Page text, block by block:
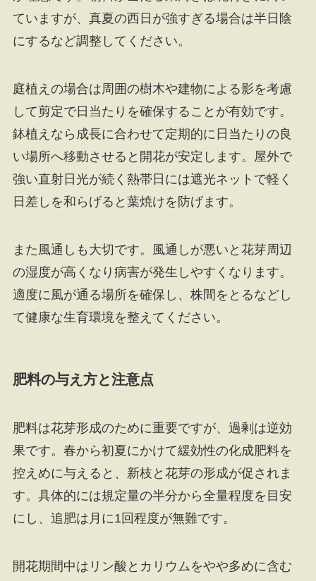
ていますが、真夏の西日が強すぎる場合は半日陰
にするなど調整してください。
庭植えの場合は周囲の樹木や建物による影を考慮
して剪定で日当たりを確保することが有効です。
鉢植えなら成長に合わせて定期的に日当たりの良
い場所へ移動させると開花が安定します。屋外で
強い直射日光が続く熱帯日には遮光ネットで軽く
日差しを和らげると葉焼けを防げます。
また風通しも大切です。風通しが悪いと花芽周辺
の湿度が高くなり病害が発生しやすくなります。
適度に風が通る場所を確保し、株間をとるなどし
て健康な生育環境を整えてください。
肥料の与え方と注意点
肥料は花芽形成のために重要ですが、過剰は逆効
果です。春から初夏にかけて緩効性の化成肥料を
控えめに与えると、新枝と花芽の形成が促されま
す。具体的には規定量の半分から全量程度を目安
にし、追肥は月に1回程度が無難です。
開花期間中はリン酸とカリウムをやや多めに含む